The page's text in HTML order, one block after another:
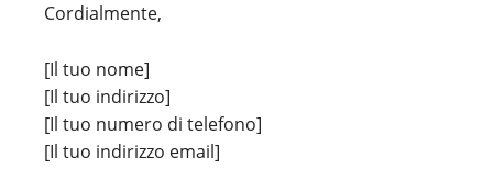
Cordialmente,
[Il tuo nome]
[Il tuo indirizzo]
[Il tuo numero di telefono]
[Il tuo indirizzo email]